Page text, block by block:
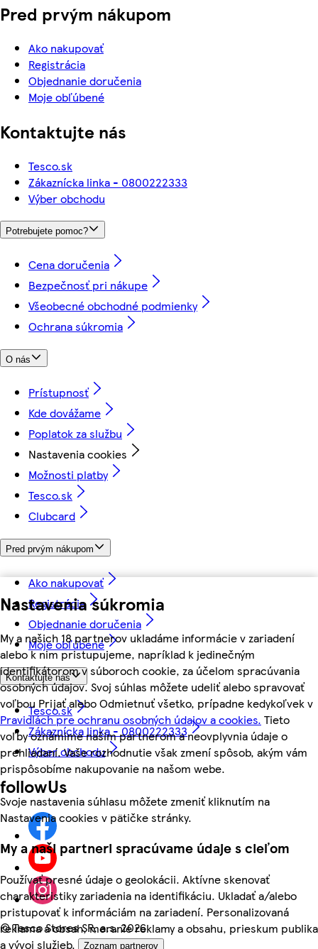
Nastavenia súkromia
My a našich 18 partnerov ukladáme informácie v zariadení
alebo k nim pristupujeme, napríklad k jedinečným
identifikátorom v súboroch cookie, za účelom spracúvania
osobných údajov. Svoj súhlas môžete udeliť alebo spravovať
voľbou Prijať alebo Odmietnuť všetko, prípadne kedykoľvek v
Pravidlách pre ochranu osobných údajov a cookies. Tieto
voľby oznámime našim partnerom a neovplyvnia údaje o
prehliadaní. Vaše rozhodnutie však zmení spôsob, akým vám
prispôsobíme nakupovanie na našom webe.
Svoje nastavenia súhlasu môžete zmeniť kliknutím na
Nastavenia cookies v pätičke stránky.
My a naši partneri spracúvame údaje s cieľom
Používať presné údaje o geolokácii. Aktívne skenovať
charakteristiky zariadenia na identifikáciu. Ukladať a/alebo
pristupovať k informáciám na zariadení. Personalizovaná
reklama a obsah, meranie reklamy a obsahu, prieskum publika
a vývoj služieb.
Zoznam partnerov
Pred prvým nákupom
Ako nakupovať
Registrácia
Objednanie doručenia
Moje obľúbené
Kontaktujte nás
Tesco.sk
Zákaznícka linka - 0800222333
Výber obchodu
Potrebujete pomoc?
Cena doručenia
Bezpečnosť pri nákupe
Všeobecné obchodné podmienky
Ochrana súkromia
O nás
Prístupnosť
Kde dovážame
Poplatok za službu
Nastavenia cookies
Možnosti platby
Tesco.sk
Clubcard
Pred prvým nákupom
Ako nakupovať
Registrácia
Objednanie doručenia
Moje obľúbené
Kontaktujte nás
Tesco.sk
Zákaznícka linka - 0800222333
Výber obchodu
followUs
©Tesco Stores SR, a.s. 2026